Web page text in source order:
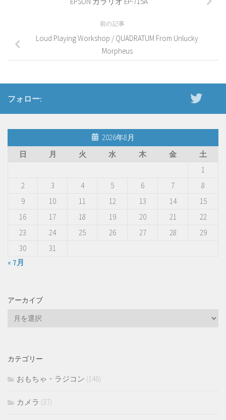
前の記事
Loud Playing Workshop / QUADRATUM From Unlucky
Morpheus
フォロー:
2026年8月
日
月 火 水 木 金
土
1
2
3 4 5 6 7
8
9
10 11 12 13 14
15
16
17 18 19 20 21
22
23
24 25 26 27 28
29
30
31
« 7月
アーカイブ
ブ
カテゴリー
おもちゃ・ラジコン (146)
カメラ (37)